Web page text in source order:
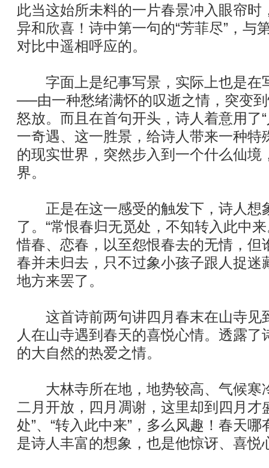
此当这始所未料的一片春景冲入眼帘时
异和欣喜！诗中第一句的“芳菲尽”，与
对比中遥相呼应的。
字面上是纪事写景，实际上也是在
──由一种愁绪满怀的叹逝之情，突变
怒放。而且在首句开头，诗人着意用了
一奇遇、这一胜景，给诗人带来一种特
的现实世界，突然步入到一个什么仙境
界。
正是在这一感受的触发下，诗人想
了。“常恨春归无觅处，不知转入此中
惜春、恋春，以至怨恨春去的无情，但
春并未归去，只不过象小孩子跟人捉迷
地方来罢了。
这首诗前两句讲四月春末在山寺见
人在山寺遇到春天的喜悦心情。透露
的大自然的热爱之情。
大林寺所在地，地势较高、气候寒
二月开放，四月凋谢，这里却到四月才
处”、“转入此中来”，多么风趣！春天
是诗人丰富的想象，也是他惊讶、喜悦